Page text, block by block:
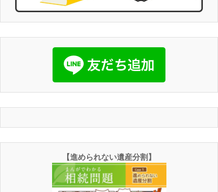
【進められない遺産分割】